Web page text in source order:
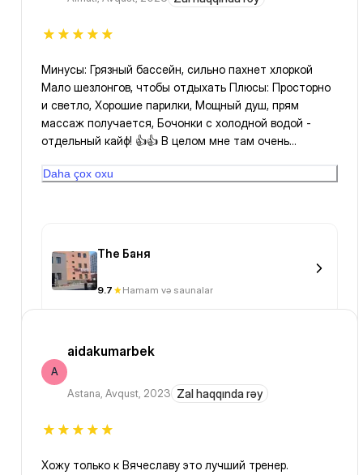
Минусы: Грязный бассейн, сильно пахнет хлоркой
Мало шезлонгов, чтобы отдыхать Плюсы: Просторно
и светло, Хорошие парилки, Мощный душ, прям
массаж получается, Бочонки с холодной водой -
отдельный кайф! 👍👍 В целом мне там очень
Daha çox oxu
The Баня
9.7 Hamam və saunalar
A
aidakumarbek
Astana, Avqust, 2023 Zal haqqında rəy
Хожу только к Вячеславу это лучший тренер.